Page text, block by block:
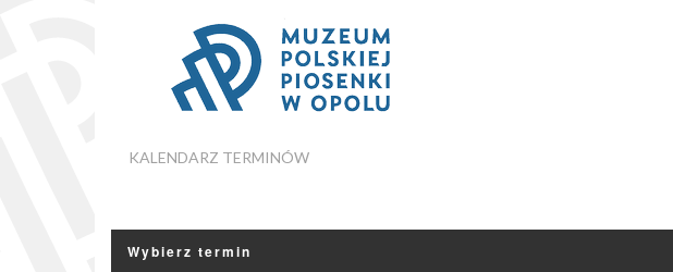
KALENDARZ TERMINÓW
Wybierz termin